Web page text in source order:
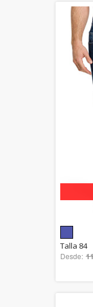
Talla 84
Desde: